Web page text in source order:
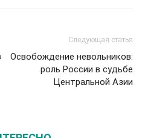
Следующая статья
Освобождение невольников:
роль России в судьбе
Центральной Азии